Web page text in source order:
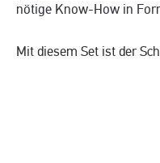
nötige Know-How in
Mit diesem Set ist der